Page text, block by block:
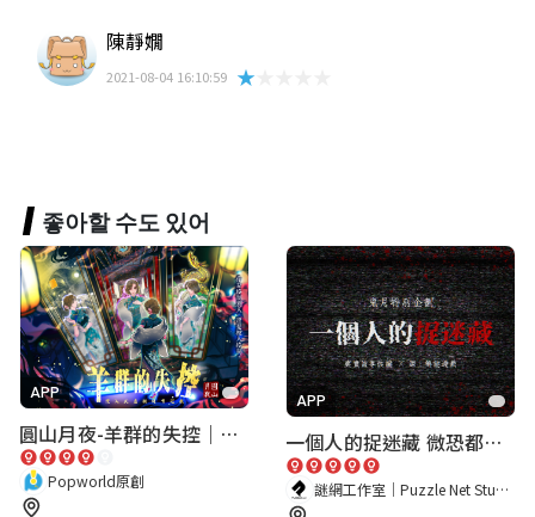
陳靜嫺
2021-08-04 16:10:59 ★★★★★
좋아할 수도 있어
APP
圓山月夜-羊群的失控｜圓山飯店 ARG實境解謎遊戲
Popworld原創
APP
一個人的捉迷藏 微恐都市傳說
謎網工作室｜Puzzle Net Studio